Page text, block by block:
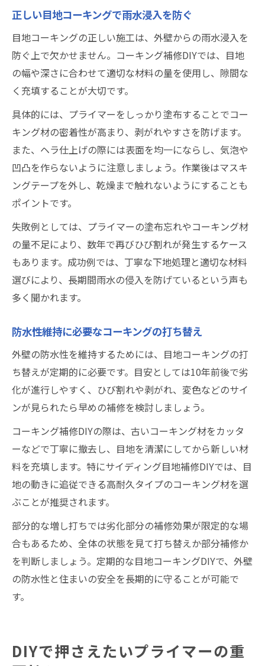
正しい目地コーキングで雨水浸入を防ぐ
目地コーキングの正しい施工は、外壁からの雨水浸入を
防ぐ上で欠かせません。コーキング補修DIYでは、目地
の幅や深さに合わせて適切な材料の量を使用し、隙間な
く充填することが大切です。
具体的には、プライマーをしっかり塗布することでコー
キング材の密着性が高まり、剥がれやすさを防げます。
また、ヘラ仕上げの際には表面を均一にならし、気泡や
凹凸を作らないように注意しましょう。作業後はマスキ
ングテープを外し、乾燥まで触れないようにすることも
ポイントです。
失敗例としては、プライマーの塗布忘れやコーキング材
の量不足により、数年で再びひび割れが発生するケース
もあります。成功例では、丁寧な下地処理と適切な材料
選びにより、長期間雨水の侵入を防げているという声も
多く聞かれます。
防水性維持に必要なコーキングの打ち替え
外壁の防水性を維持するためには、目地コーキングの打
ち替えが定期的に必要です。目安としては10年前後で劣
化が進行しやすく、ひび割れや剥がれ、変色などのサイ
ンが見られたら早めの補修を検討しましょう。
コーキング補修DIYの際は、古いコーキング材をカッタ
ーなどで丁寧に撤去し、目地を清潔にしてから新しい材
料を充填します。特にサイディング目地補修DIYでは、目
地の動きに追従できる高耐久タイプのコーキング材を選
ぶことが推奨されます。
部分的な増し打ちでは劣化部分の補修効果が限定的な場
合もあるため、全体の状態を見て打ち替えか部分補修か
を判断しましょう。定期的な目地コーキングDIYで、外壁
の防水性と住まいの安全を長期的に守ることが可能で
す。
DIYで押さえたいプライマーの重